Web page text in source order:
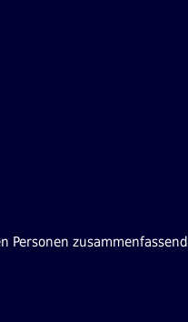
Personen zusammenfassend